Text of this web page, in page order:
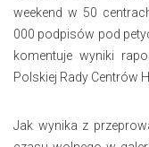
weekend w 50
000 podpisów pod
komentuje wyniki
Polskiej Rady Centrów
Jak wynika z